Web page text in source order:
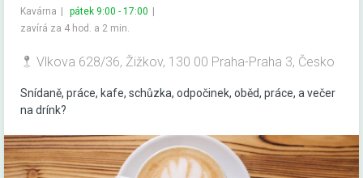
Kavárna
pátek 9:00 - 17:00
zavírá za 4 hod. a 2 min.
Vlkova 628/36, Žižkov, 130 00 Praha-Praha 3, Česko
Snídaně, práce, kafe, schůzka, odpočinek, oběd, práce, a večer
na drínk?